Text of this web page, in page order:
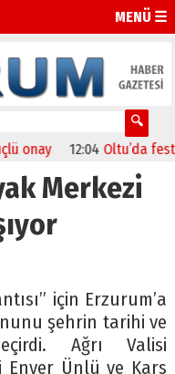
MENÜ ☰
12:04 Oltu’da
Merkezi
için Erzurum’a
şehrin tarihi ve
Ağrı Valisi
Enver Ünlü ve Kars